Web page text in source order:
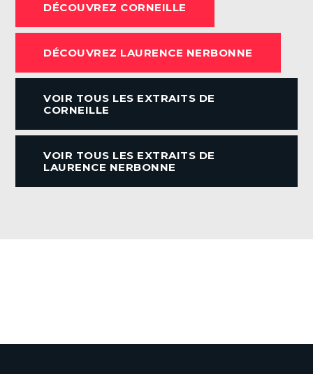
e
b
o
o
k
DÉCOUVREZ CORNEILLE
DÉCOUVREZ LAURENCE NERBONNE
VOIR TOUS LES EXTRAITS DE
CORNEILLE
VOIR TOUS LES EXTRAITS DE
LAURENCE NERBONNE